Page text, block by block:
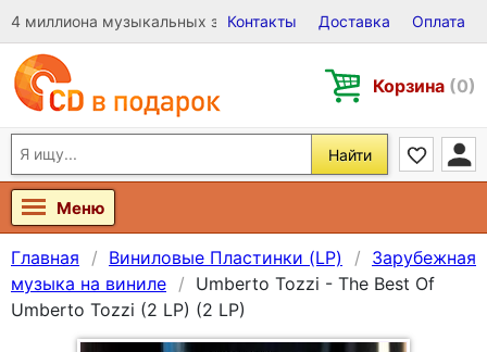
4 миллиона музыкальных записей на Виниле, CD и DVD
Контакты Доставка Оплата
Корзина (0)
Найти
Меню
Главная Виниловые Пластинки (LP)
Зарубежная
музыка на виниле
Umberto Tozzi - The Best Of
Umberto Tozzi (2 LP) (2 LP)